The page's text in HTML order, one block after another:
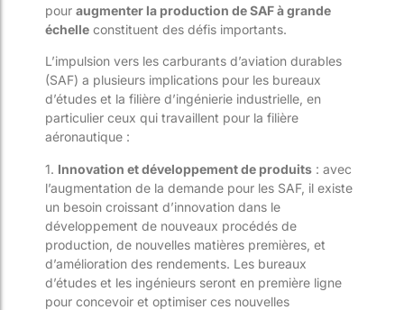
pour augmenter la production de SAF à grande
échelle constituent des défis importants.
L’impulsion vers les carburants d’aviation durables
(SAF) a plusieurs implications pour les bureaux
d’études et la filière d’ingénierie industrielle, en
particulier ceux qui travaillent pour la filière
aéronautique :
1. Innovation et développement de produits : avec
l’augmentation de la demande pour les SAF, il existe
un besoin croissant d’innovation dans le
développement de nouveaux procédés de
production, de nouvelles matières premières, et
d’amélioration des rendements. Les bureaux
d’études et les ingénieurs seront en première ligne
pour concevoir et optimiser ces nouvelles